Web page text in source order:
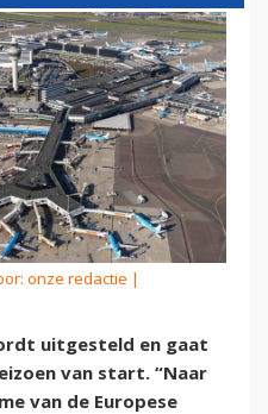
onze redactie |
uitgesteld en gaat
van start. “Naar
van de Europese